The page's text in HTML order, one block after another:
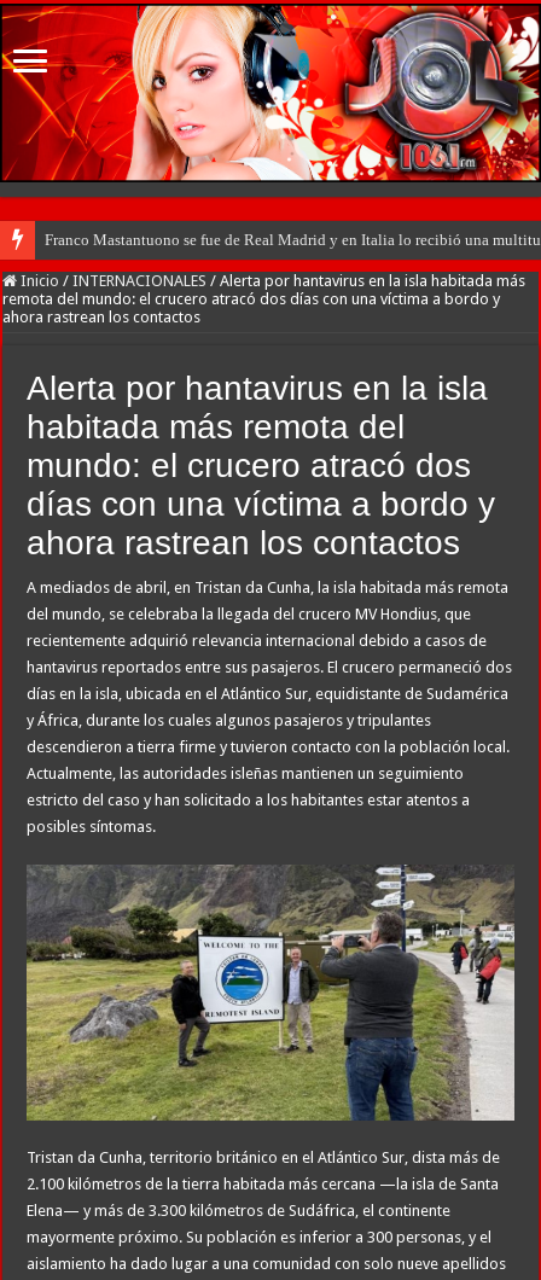
Franco Mastantuono se fue de Real Madrid y en Italia lo recibió una
Inicio / INTERNACIONALES / Alerta por hantavirus en la isla habitada más
remota del mundo: el crucero atracó dos días con una víctima a bordo y
ahora rastrean los contactos
Alerta por hantavirus en la isla
habitada más remota del
mundo: el crucero atracó dos
días con una víctima a bordo y
ahora rastrean los contactos
A mediados de abril, en Tristan da Cunha, la isla habitada más remota
del mundo, se celebraba la llegada del crucero MV Hondius, que
recientemente adquirió relevancia internacional debido a casos de
hantavirus reportados entre sus pasajeros. El crucero permaneció dos
días en la isla, ubicada en el Atlántico Sur, equidistante de Sudamérica
y África, durante los cuales algunos pasajeros y tripulantes
descendieron a tierra firme y tuvieron contacto con la población local.
Actualmente, las autoridades isleñas mantienen un seguimiento
estricto del caso y han solicitado a los habitantes estar atentos a
posibles síntomas.
Tristan da Cunha, territorio británico en el Atlántico Sur, dista más de
2.100 kilómetros de la tierra habitada más cercana —la isla de Santa
Elena— y más de 3.300 kilómetros de Sudáfrica, el continente
mayormente próximo. Su población es inferior a 300 personas, y el
aislamiento ha dado lugar a una comunidad con solo nueve apellidos